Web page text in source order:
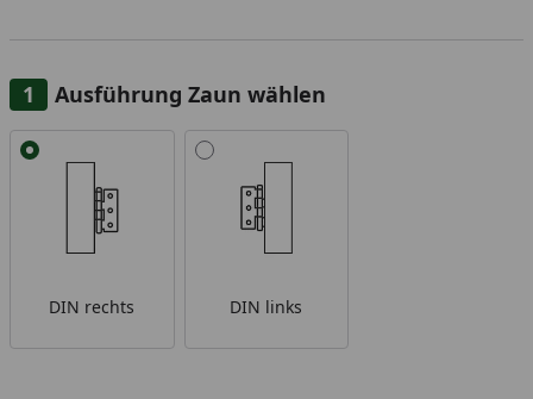
Ausführung Zaun wählen
Alle anzeigen (2)
DIN rechts DIN links